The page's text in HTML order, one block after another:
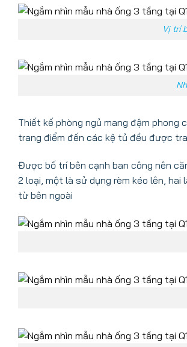
Vị trí
Thiết kế phòng ngủ mang đậm phong
trang điểm đến các kệ tủ đều được
Được bố trí bên cạnh ban công nên
2 loại, một là sử dụng rèm kéo lên,
từ bên ngoài